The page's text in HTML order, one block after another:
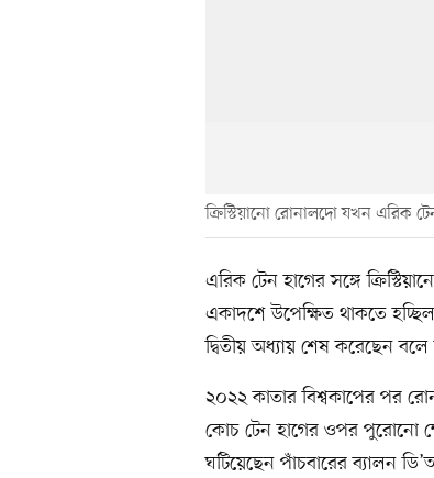
ক্রিস্টিয়ানো রোনালদো যখন এরিক
এরিক টেন হাগের সঙ্গে
একাদশে উপেক্ষিত থাকতে
দ্বিতীয় অধ্যায় শেষ করেছেন
২০২২ কাতার বিশ্বকাপের পর
কোচ টেন হাগের ওপর পুরোনো
ঘটিয়েছেন পাঁচবারের ব্যালন